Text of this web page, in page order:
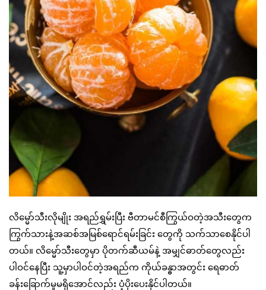
လိမ္မော်သီးလိုမျိုး အရည်ရွှမ်းပြီး ဗီတာမင်စီကြွယ်ဝတဲ့အသီးတွေက
ကြွက်သားနဲ့အဆစ်အမြစ်ရောင်ရမ်းခြင်း တွေကို သက်သာစေနိုင်ပါ
တယ်။ လိမ္မော်သီးတွေမှာ ပိုတက်ဆီယမ်နဲ့ အမျှင်ဓာတ်တွေလည်း
ပါဝင်နေပြီး သူ့မှာပါဝင်တဲ့အရည်က ကိုယ်ခန္ဓာအတွင်း ရေဓာတ်
ခန်းခြောက်မှုမရှိအောင်လည်း ပံ့ပိုးပေးနိုင်ပါတယ်။